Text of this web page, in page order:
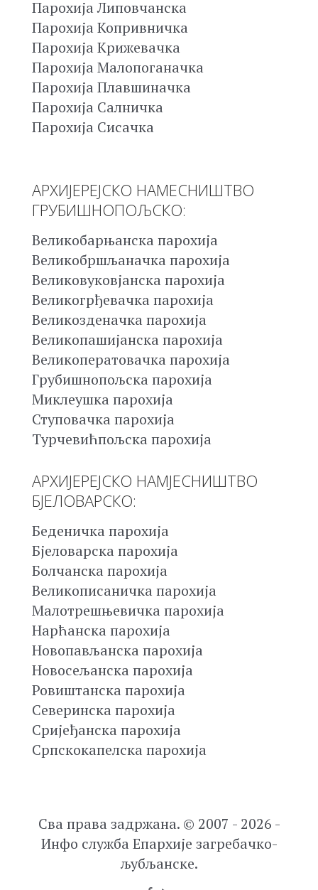
Парохија Липовчанска
Парохија Копривничка
Парохија Крижевачка
Парохија Малопоганачка
Парохија Плавшиначка
Парохија Салничка
Парохија Сисачка
АРХИЈЕРЕЈСКО НАМЕСНИШТВО
ГРУБИШНОПОЉСКО:
Великобарњанска парохија
Великобршљаначка парохија
Великовуковјанска парохија
Великогрђевачка парохија
Великозденачка парохија
Великопашијанска парохија
Великоператовачка парохија
Грубишнопољска парохија
Миклеушка парохија
Ступовачка парохија
Турчевићпољска парохија
АРХИЈЕРЕЈСКО НАМЈЕСНИШТВО
БЈЕЛОВАРСКО:
Беденичка парохија
Бјеловарска парохија
Болчанска парохија
Великописаничка парохија
Малотрешњевичка парохија
Нарћанска парохија
Новопављанска парохија
Новосељанска парохија
Ровиштанска парохија
Северинска парохија
Сријеђанска парохија
Српскокапелска парохија
Сва права задржана. © 2007 - 2026 -
Инфо служба Епархије загребачко-
љубљанске.